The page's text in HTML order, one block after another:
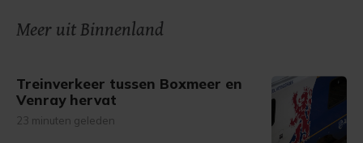
gemaakte keuze altijd wijzigen of intrekken.
Meer uit Binnenland
Treinverkeer tussen Boxmeer en
Venray hervat
23 minuten geleden